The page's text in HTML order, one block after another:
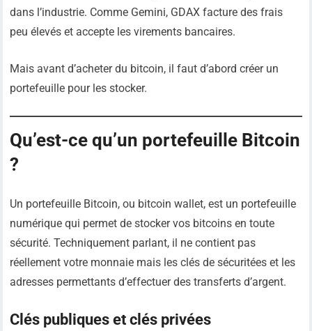
dans l’industrie. Comme Gemini, GDAX facture des frais
peu élevés et accepte les virements bancaires.
Mais avant d’acheter du bitcoin, il faut d’abord créer un
portefeuille pour les stocker.
Qu’est-ce qu’un portefeuille Bitcoin
?
Un portefeuille Bitcoin, ou bitcoin wallet, est un portefeuille
numérique qui permet de stocker vos bitcoins en toute
sécurité. Techniquement parlant, il ne contient pas
réellement votre monnaie mais les clés de sécuritées et les
adresses permettants d’effectuer des transferts d’argent.
Clés publiques et clés privées